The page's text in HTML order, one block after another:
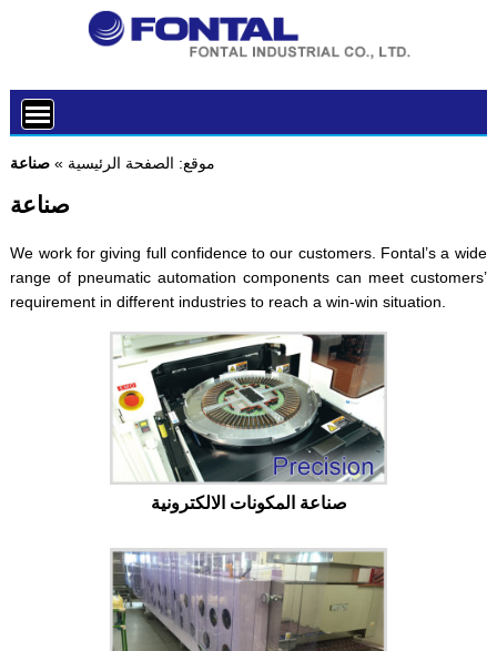
موقع: الصفحة الرئيسية » صناعة
صناعة
We work for giving full confidence to our customers. Fontal’s a wide
range of pneumatic automation components can meet customers’
requirement in different industries to reach a win-win situation.
صناعة المكونات الالكترونية